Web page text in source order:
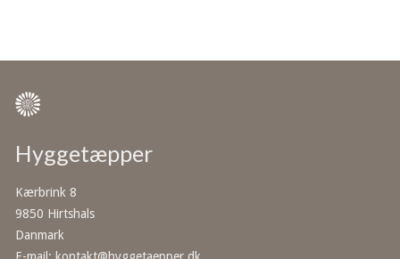
Hyggetæpper
Kærbrink 8
9850 Hirtshals
Danmark
E-mail : kontakt@hyggetaepper.dk